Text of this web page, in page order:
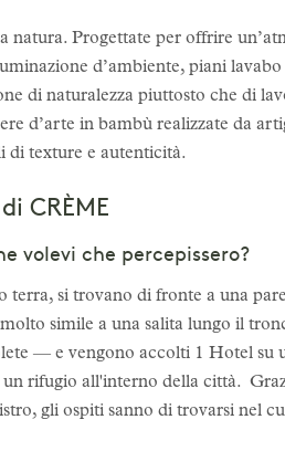
natura. Progettate per offrire
d’ambiente, piani
di naturalezza piuttosto che di
d’arte in bambù realizzate da
di texture e autenticità.
CRÈME
volevi che percepissero?
terra, si trovano di fronte a una
simile a una salita lungo il
— e vengono accolti 1 Hotel su
un rifugio all'interno della città.
gli ospiti sanno di trovarsi nel